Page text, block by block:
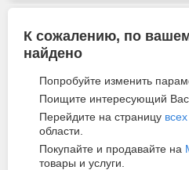
К сожалению, по
найдено
Попробуйте изменить
Поищите интересующий Вас
Перейдите на страницу
области.
Покупайте и продавайте на
товары и услуги.